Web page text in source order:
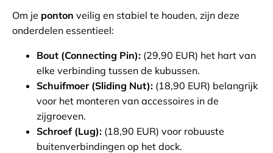
Om je ponton veilig en stabiel te houden, zijn deze
onderdelen essentieel:
Bout (Connecting Pin): (29,90 EUR) het hart van
elke verbinding tussen de kubussen.
Schuifmoer (Sliding Nut): (18,90 EUR) belangrijk
voor het monteren van accessoires in de
zijgroeven.
Schroef (Lug): (18,90 EUR) voor robuuste
buitenverbindingen op het dock.